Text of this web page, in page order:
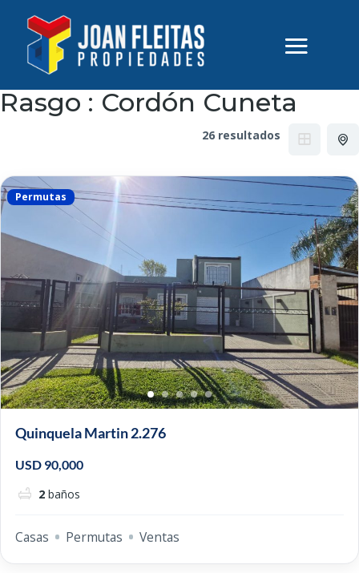
Rasgo : Cordón Cuneta
26 resultados
Permutas
Quinquela Martin 2.276
USD 90,000
2 baños
Casas Permutas Ventas